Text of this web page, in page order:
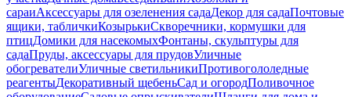
сараиАксессуары для озеленения садаДекор для садаПочтовые
ящики, табличкиКозырькиСкворечники, кормушки для
птицДомики для насекомыхФонтаны, скульптуры для
садаПруды, аксессуары для прудовУличные
обогревателиУличные светильникиПротивогололедные
реагентыДекоративный щебеньСад и огородПоливочное